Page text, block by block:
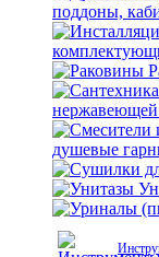
поддоны,
нержавеющей
душевые